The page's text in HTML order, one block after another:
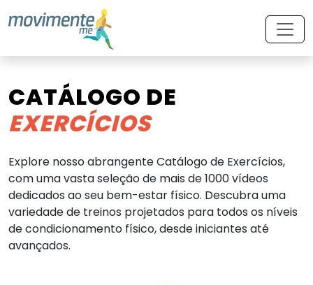
CATÁLOGO DE
EXERCÍCIOS
Explore nosso abrangente Catálogo de Exercícios,
com uma vasta seleção de mais de 1000 vídeos
dedicados ao seu bem-estar físico. Descubra uma
variedade de treinos projetados para todos os níveis
de condicionamento físico, desde iniciantes até
avançados.